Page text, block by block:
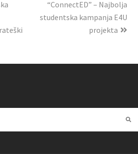
“ConnectED” – Najbolja
studentska kampanja E4U
projekta